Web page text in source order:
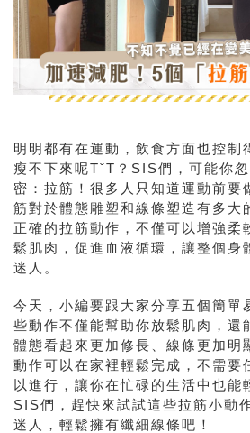
明明都有在運動，飲食方面也控制
瘦不下來呢TˇT？SIS們，可能你
密：拉筋！很多人只知道運動前要
筋對於體態雕塑和線條塑造有多大
正確的拉筋動作，不僅可以增強柔
鬆肌肉，促進血液循環，讓整個身
迷人。
今天，小編要跟大家分享五個簡單
些動作不僅能幫助你放鬆肌肉，還
體態看起來更加修長、線條更加明
動作可以在家裡輕鬆完成，不需要
以進行，讓你在忙碌的生活中也能
SIS們，趕快來試試這些拉筋小動
迷人，輕鬆擁有纖細線條吧！